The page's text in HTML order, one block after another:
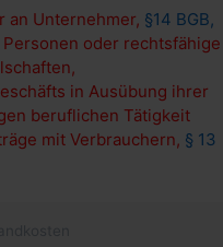
an Unternehmer, §14 BGB,
oder rechtsfähige
in Ausübung ihrer
beruflichen Tätigkeit
mit Verbrauchern, § 13